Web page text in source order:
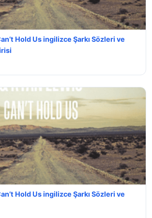
Hold Us ingilizce Şarkı Sözleri ve
Hold Us ingilizce Şarkı Sözleri ve